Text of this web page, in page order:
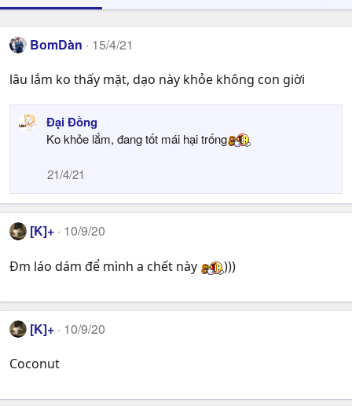
BomDàn 15/4/21
lâu lắm ko thấy mặt, dạo này khỏe không con giời
Đại Đồng
Ko khỏe lắm, đang tốt mái hại trống
21/4/21
[K]+ 10/9/20
Đm láo dám để mình a chết này )))
[K]+ 10/9/20
Coconut